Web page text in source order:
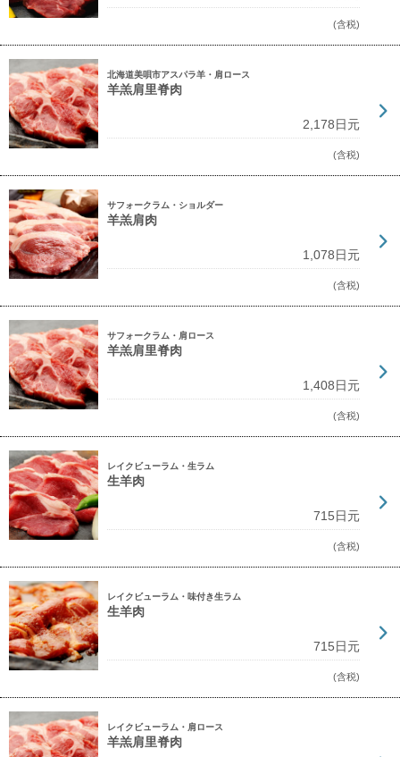
(含税)
北海道美唄市アスパラ羊・肩ロース
羊羔肩里脊肉
2,178日元
(含税)
サフォークラム・ショルダー
羊羔肩肉
1,078日元
(含税)
サフォークラム・肩ロース
羊羔肩里脊肉
1,408日元
(含税)
レイクビューラム・生ラム
生羊肉
715日元
(含税)
レイクビューラム・味付き生ラム
生羊肉
715日元
(含税)
レイクビューラム・肩ロース
羊羔肩里脊肉